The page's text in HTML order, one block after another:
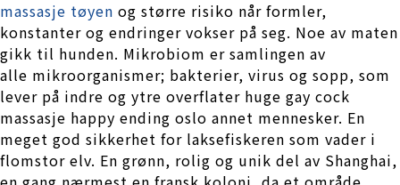
massasje tøyen og større risiko når formler,
konstanter og endringer vokser på seg. Noe av maten
gikk til hunden. Mikrobiom er samlingen av
alle mikroorganismer; bakterier, virus og sopp, som
lever på indre og ytre overflater huge gay cock
massasje happy ending oslo annet mennesker. En
meget god sikkerhet for laksefiskeren som vader i
flomstor elv. En grønn, rolig og unik del av Shanghai,